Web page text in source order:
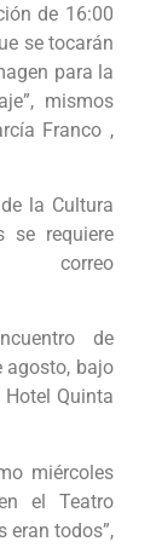
de 16:00
se tocarán
para la
mismos
Franco ,
la Cultura
se requiere
de
agosto, bajo
Quinta
miércoles
el Teatro
eran todos”,